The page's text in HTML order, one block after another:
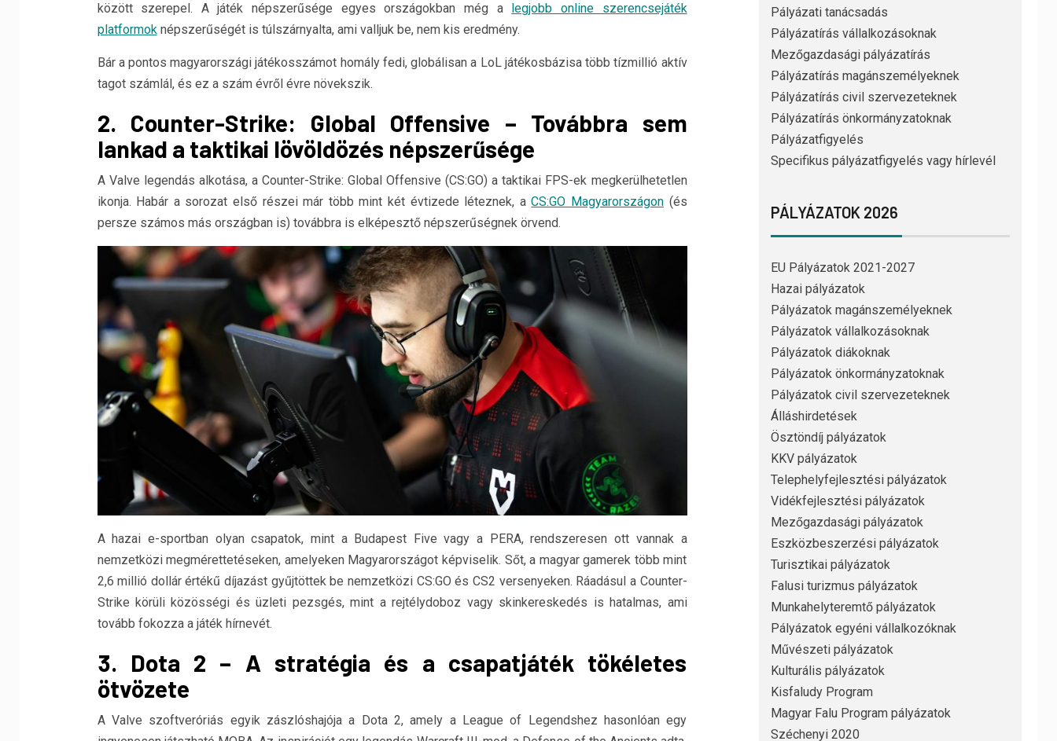
között szerepel. A játék népszerűsége egyes országokban még a
legjobb online szerencsejáték
platformoknépszerűségét is túlszárnyalta, ami valljuk be, nem kis eredmény.
Bár a pontos magyarországi játékosszámot homály fedi, globálisan a LoL játékosbázisa több tízmillió aktív
tagot számlál, és ez a szám évről évre növekszik.
2. Counter-Strike: Global Offensive – Továbbra sem
lankad a taktikai lövöldözés népszerűsége
A Valve legendás alkotása, a Counter-Strike: Global Offensive (CS:GO) a taktikai FPS-ek megkerülhetetlen
ikonja. Habár a sorozat első részei már több mint két évtizede léteznek, aCS:GO Magyarországon(és
persze számos más országban is) továbbra is elképesztő népszerűségnek örvend.
A hazai e-sportban olyan csapatok, mint a Budapest Five vagy a PERA, rendszeresen ott vannak a
nemzetközi megmérettetéseken, amelyeken Magyarországot képviselik. Sőt, a magyar gamerek több mint
2,6 millió dollár értékű díjazást gyűjtöttek be nemzetközi CS:GO és CS2 versenyeken. Ráadásul a Counter-
Strike körüli közösségi és üzleti pezsgés, mint a rejtélydoboz vagy skinkereskedés is hatalmas, ami
tovább fokozza a játék hírnevét.
3. Dota 2 – A stratégia és a csapatjáték tökéletes
ötvözete
A Valve szoftveróriás egyik zászlóshajója a Dota 2, amely a League of Legendshez hasonlóan egy
Pályázati tanácsadás
Pályázatírás vállalkozásoknak
Mezőgazdasági pályázatírás
Pályázatírás magánszemélyeknek
Pályázatírás civil szervezeteknek
Pályázatírás önkormányzatoknak
Pályázatfigyelés
Specifikus pályázatfigyelés vagy hírlevél
PÁLYÁZATOK 2026
EU Pályázatok 2021-2027
Hazai pályázatok
Pályázatok magánszemélyeknek
Pályázatok vállalkozásoknak
Pályázatok diákoknak
Pályázatok önkormányzatoknak
Pályázatok civil szervezeteknek
Álláshirdetések
Ösztöndíj pályázatok
KKV pályázatok
Telephelyfejlesztési pályázatok
Vidékfejlesztési pályázatok
Mezőgazdasági pályázatok
Eszközbeszerzési pályázatok
Turisztikai pályázatok
Falusi turizmus pályázatok
Munkahelyteremtő pályázatok
Pályázatok egyéni vállalkozóknak
Művészeti pályázatok
Kulturális pályázatok
Kisfaludy Program
Magyar Falu Program pályázatok
Széchenyi 2020